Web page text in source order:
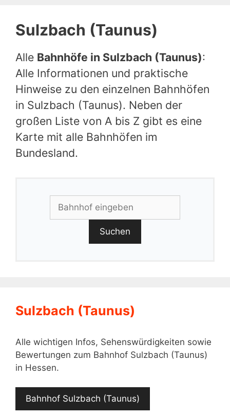
Sulzbach (Taunus)
Alle Bahnhöfe in Sulzbach (Taunus):
Alle Informationen und praktische
Hinweise zu den einzelnen Bahnhöfen
in Sulzbach (Taunus). Neben der
großen Liste von A bis Z gibt es eine
Karte mit alle Bahnhöfen im
Bundesland.
Suchen
Sulzbach (Taunus)
Alle wichtigen Infos, Sehenswürdigkeiten sowie
Bewertungen zum Bahnhof Sulzbach (Taunus)
in Hessen.
Bahnhof Sulzbach (Taunus)